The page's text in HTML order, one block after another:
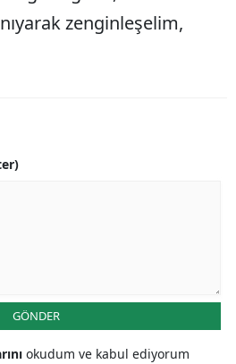
Osmaniye
zenginleşelim,
GÖNDER
okudum ve kabul ediyorum